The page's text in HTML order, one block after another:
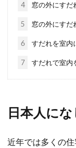
4 窓の外にす
5 窓の外にす
6 すだれを室内
7 すだれで室内
日本人に
近年では多くの